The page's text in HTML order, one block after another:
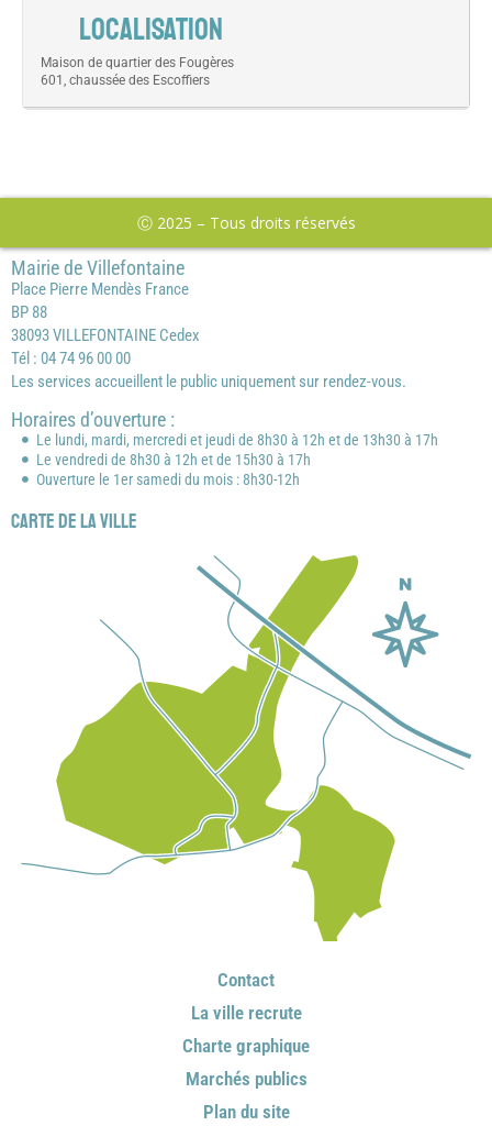
LOCALISATION
Maison de quartier des Fougères
601, chaussée des Escoffiers
Ⓒ 2025 – Tous droits réservés
Mairie de Villefontaine
Place Pierre Mendès France
BP 88
38093 VILLEFONTAINE Cedex
Tél : 04 74 96 00 00
Les services accueillent le public uniquement sur rendez-vous.
Horaires d’ouverture :
Le lundi, mardi, mercredi et jeudi de 8h30 à 12h et de 13h30 à 17h
Le vendredi de 8h30 à 12h et de 15h30 à 17h
Ouverture le 1er samedi du mois : 8h30-12h
Carte de la ville
Contact
La ville recrute
Charte graphique
Marchés publics
Plan du site